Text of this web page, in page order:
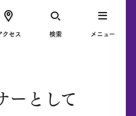
クセス 検索 メニュー
ーとして